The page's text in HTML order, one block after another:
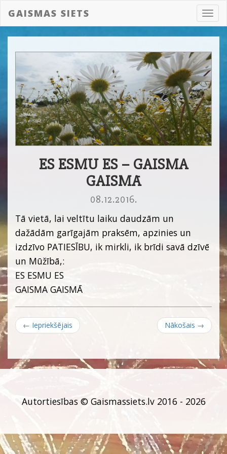
GAISMAS SIETS
ES ESMU ES – GAISMA
GAISMĀ
08.12.2016.
Tā vietā, lai veltītu laiku daudzām un
dažādām garīgajām praksēm, apzinies un
izdzīvo PATIESĪBU, ik mirkli, ik brīdi savā dzīvē
un Mūžībā,:
ES ESMU ES
GAISMA GAISMĀ
← Iepriekšējais Nākošais →
Autortiesības © Gaismassiets.lv 2016 - 2026